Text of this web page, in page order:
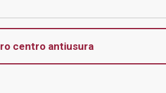
centro antiusura